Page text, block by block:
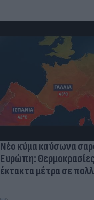
Νέο κύμα καύσωνα
Ευρώπη:
έκτακτα μέτρα σε